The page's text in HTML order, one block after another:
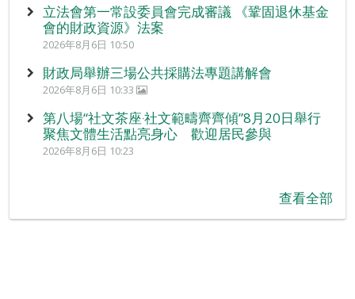
立法會第一常設委員會完成審議 《鞏固退休基金
會的財政資源》法案
2026年8月6日 10:50
財政局舉辦三場公共採購法專題講解會
2026年8月6日 10:33
第八場“社文茶座‧社文範疇齊齊傾”8月20日舉行
聚焦文體生活點亮身心 歡迎居民參與
2026年8月6日 10:23
查看全部